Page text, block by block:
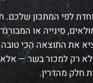
לפי המתכון שלכם.
סינייה או
את התוצאה הכי
לא רק למכור בשר — אלא
חלק מהדרין.